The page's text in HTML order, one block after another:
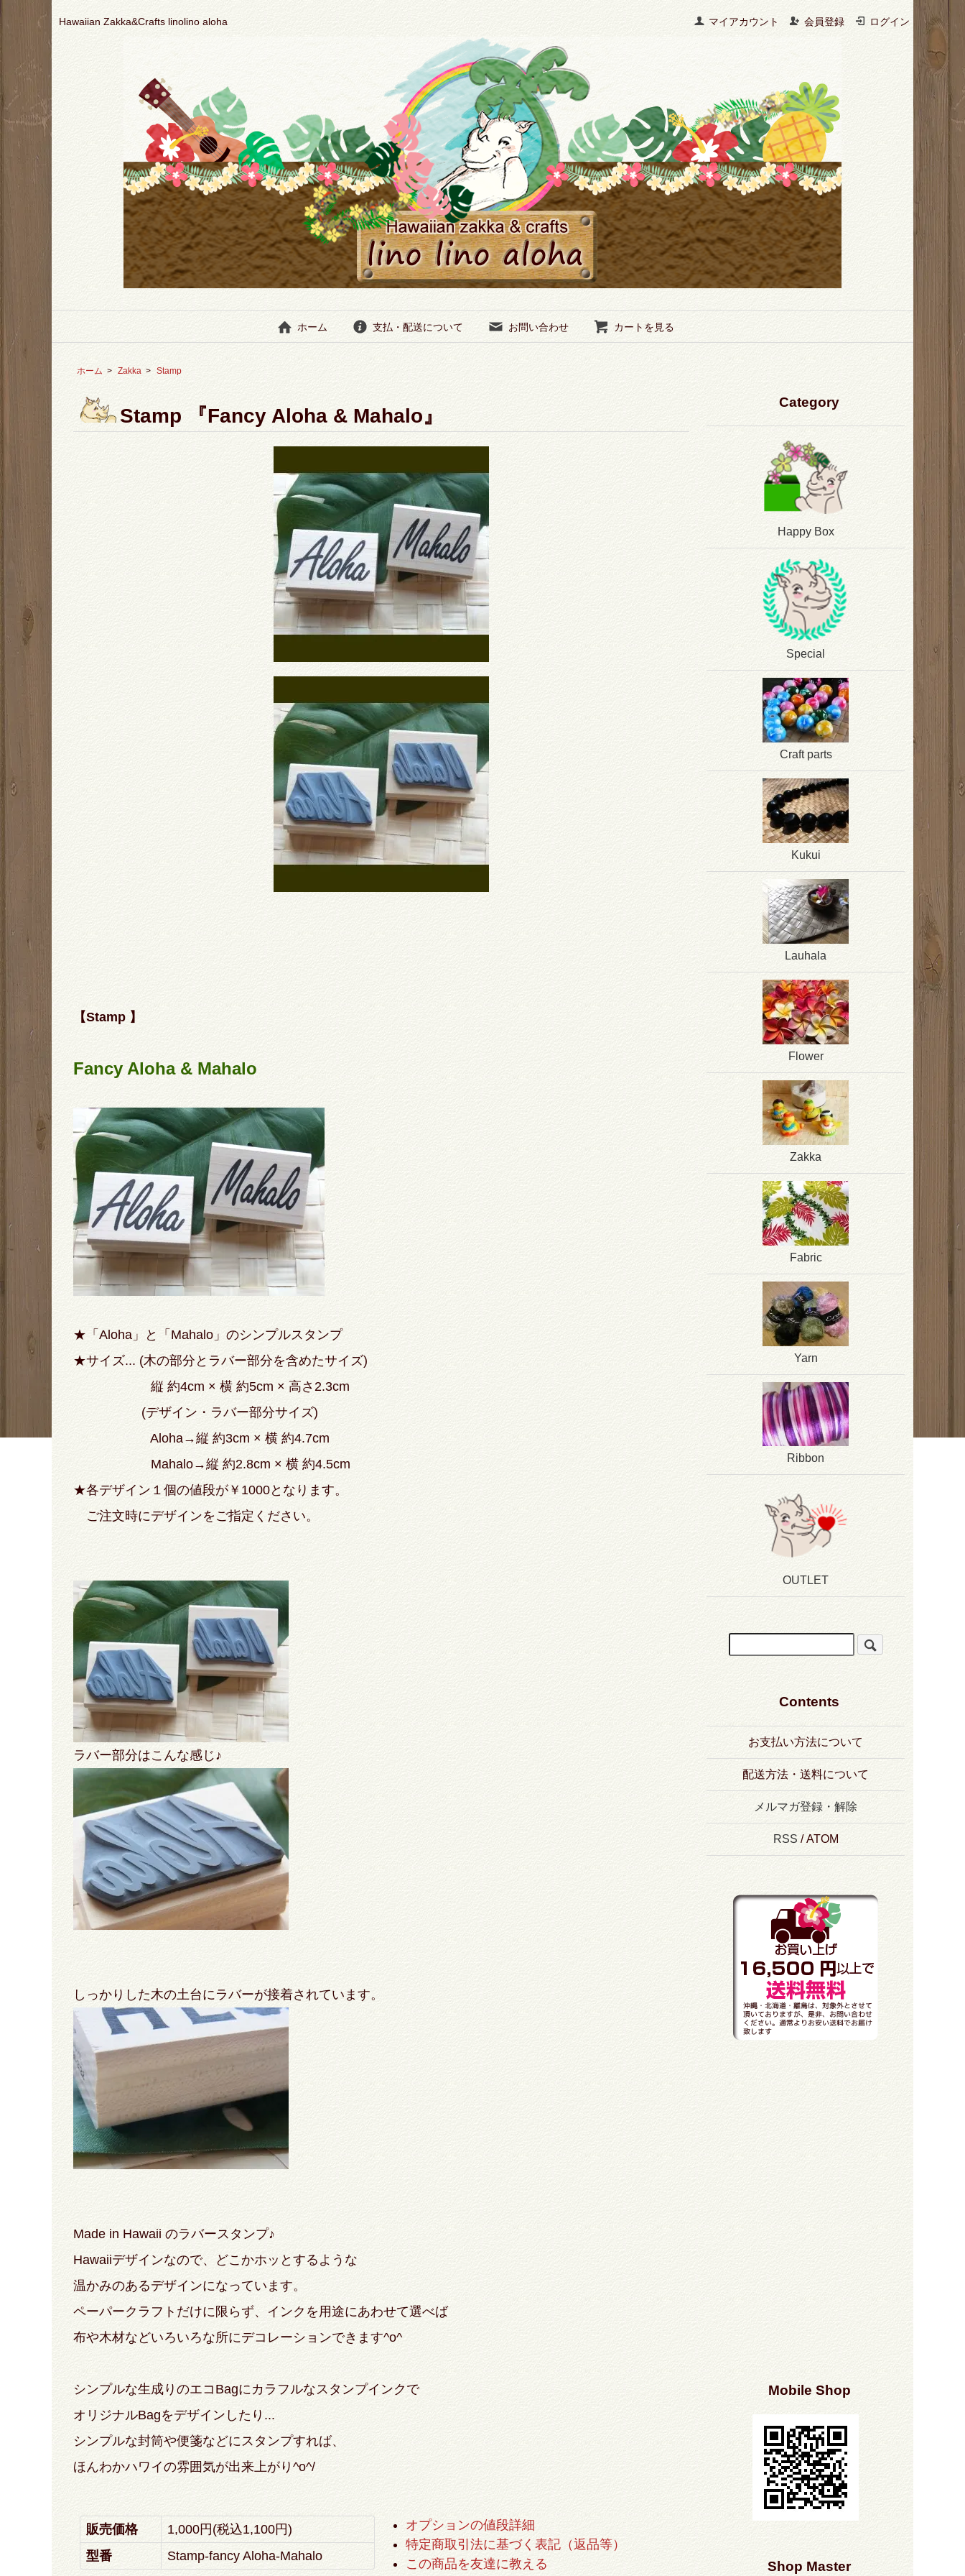
マイアカウント 会員登録 ログイン
Hawaiian Zakka&Crafts linolino aloha
ホーム 支払・配送について お問い合わせ カートを見る
ホーム > Zakka > Stamp
Stamp 『Fancy Aloha & Mahalo』
【Stamp 】
Fancy Aloha & Mahalo
★「Aloha」と「Mahalo」のシンプルスタンプ
★サイズ... (木の部分とラバー部分を含めたサイズ)
縦 約4cm × 横 約5cm × 高さ2.3cm
(デザイン・ラバー部分サイズ)
Aloha→縦 約3cm × 横 約4.7cm
Mahalo→縦 約2.8cm × 横 約4.5cm
★各デザイン１個の値段が￥1000となります。
ご注文時にデザインをご指定ください。
ラバー部分はこんな感じ♪
しっかりした木の土台にラバーが接着されています。
Made in Hawaii のラバースタンプ♪
Hawaiiデザインなので、どこかホッとするような
温かみのあるデザインになっています。
ペーパークラフトだけに限らず、インクを用途にあわせて選べば
布や木材などいろいろな所にデコレーションできます^o^
シンプルな生成りのエコBagにカラフルなスタンプインクで
オリジナルBagをデザインしたり...
シンプルな封筒や便箋などにスタンプすれば、
ほんわかハワイの雰囲気が出来上がり^o^/
販売価格
1,000円(税込1,100円)
型番
Stamp-fancy Aloha-Mahalo
オプションの値段詳細
特定商取引法に基づく表記（返品等）
この商品を友達に教える
Category
Happy Box
Special
Craft parts
Kukui
Lauhala
Flower
Zakka
Fabric
Yarn
Ribbon
OUTLET
Contents
お支払い方法について
配送方法・送料について
メルマガ登録・解除
RSS /ATOM
Mobile Shop
Shop Master